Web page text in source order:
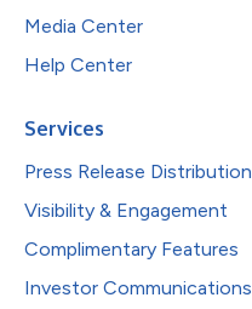
Media Center
Help Center
Services
Press Release Distribution
Visibility & Engagement
Complimentary Features
Investor Communications